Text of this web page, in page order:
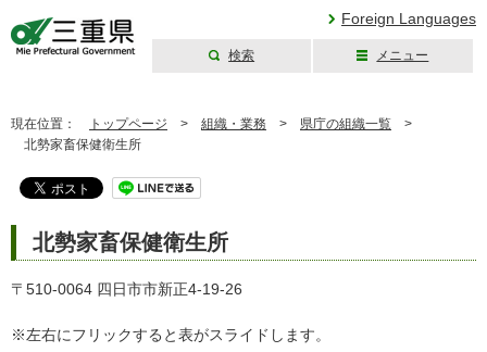
Foreign Languages
検索 メニュー
現在位置： トップページ > 組織・業務 > 県庁の組織一覧 >
北勢家畜保健衛生所
北勢家畜保健衛生所
〒510-0064 四日市市新正4-19-26
※左右にフリックすると表がスライドします。